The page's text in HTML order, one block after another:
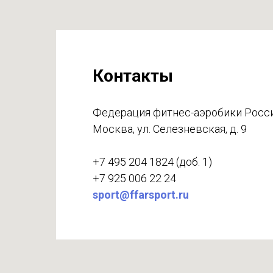
Контакты
Федерация фитнес-аэробики
Москва, ул. Селезневская, д. 9
+7 495 204 1824 (доб. 1)
+7 925 006 22 24
sport@ffarsport.ru